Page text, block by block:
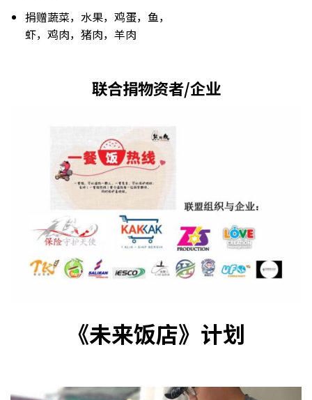
捐赠蔬菜，水果，鸡蛋，鱼，
虾，鸡肉，猪肉，羊肉
联合捐物资者/企业
《未来饭店》计划